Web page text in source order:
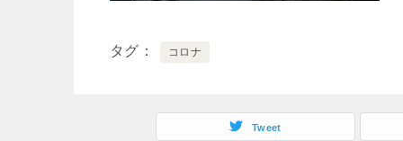
タグ コロナ
Tweet